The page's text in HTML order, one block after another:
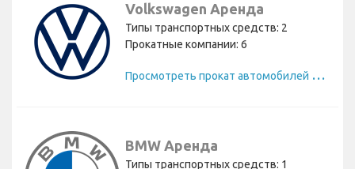
Volkswagen Аренда
Типы транспортных средств: 2
Прокатные компании: 6
П
росмотреть прокат автомобилей Volkswagen
BMW Аренда
Типы транспортных средств: 1